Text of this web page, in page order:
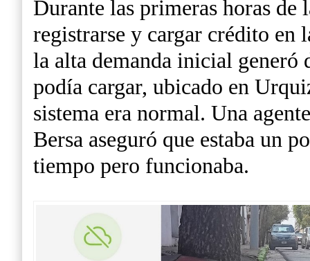
Durante las primeras horas de
registrarse y cargar crédito en
la alta demanda inicial generó
podía cargar, ubicado en
sistema era normal. Una
Bersa aseguró que estaba un
tiempo pero funcionaba.